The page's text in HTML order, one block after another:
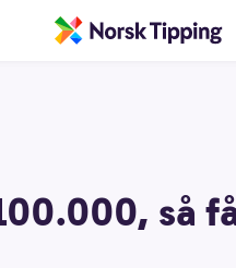
så